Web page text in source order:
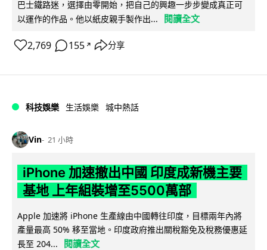
巴士鐵路迷，選擇由零開始，把自己的興趣一步步變成真正可
以運作的作品。他以紙皮親手製作出...
閱讀全文
2,769 155 ↗ 分享
科技娛樂 生活娛樂 城中熱話
Vin 21 小時
iPhone 加速撤出中國 印度成新機主要
基地 上年組裝增至5500萬部
Apple 加速將 iPhone 生產線由中國轉往印度，目標兩年內將
產量最高 50% 移至當地。印度政府推出關稅豁免及稅務優惠延
長至 204...
閱讀全文